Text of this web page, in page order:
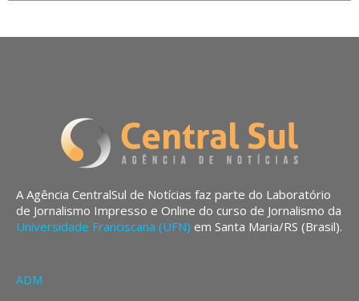
A Agência CentralSul de Notícias faz parte do Laboratório
de Jornalismo Impresso e Online do curso de Jornalismo da
Universidade Franciscana (UFN) em Santa Maria/RS (Brasil).
ADM